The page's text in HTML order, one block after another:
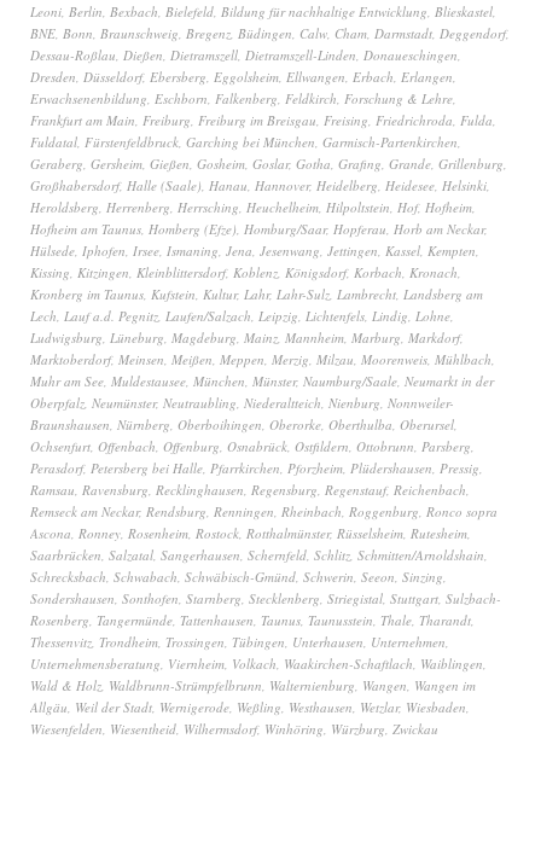
Leoni, Berlin, Bexbach, Bielefeld, Bildung für nachhaltige Entwicklung, Blieskastel,
BNE, Bonn, Braunschweig, Bregenz, Büdingen, Calw, Cham, Darmstadt, Deggendorf,
Dessau-Roßlau, Dießen, Dietramszell, Dietramszell-Linden, Donaueschingen,
Dresden, Düsseldorf, Ebersberg, Eggolsheim, Ellwangen, Erbach, Erlangen,
Erwachsenenbildung, Eschborn, Falkenberg, Feldkirch, Forschung & Lehre,
Frankfurt am Main, Freiburg, Freiburg im Breisgau, Freising, Friedrichroda, Fulda,
Fuldatal, Fürstenfeldbruck, Garching bei München, Garmisch-Partenkirchen,
Geraberg, Gersheim, Gießen, Gosheim, Goslar, Gotha, Grafing, Grande, Grillenburg,
Großhabersdorf, Halle (Saale), Hanau, Hannover, Heidelberg, Heidesee, Helsinki,
Heroldsberg, Herrenberg, Herrsching, Heuchelheim, Hilpoltstein, Hof, Hofheim,
Hofheim am Taunus, Homberg (Efze), Homburg/Saar, Hopferau, Horb am Neckar,
Hülsede, Iphofen, Irsee, Ismaning, Jena, Jesenwang, Jettingen, Kassel, Kempten,
Kissing, Kitzingen, Kleinblittersdorf, Koblenz, Königsdorf, Korbach, Kronach,
Kronberg im Taunus, Kufstein, Kultur, Lahr, Lahr-Sulz, Lambrecht, Landsberg am
Lech, Lauf a.d. Pegnitz, Laufen/Salzach, Leipzig, Lichtenfels, Lindig, Lohne,
Ludwigsburg, Lüneburg, Magdeburg, Mainz, Mannheim, Marburg, Markdorf,
Marktoberdorf, Meinsen, Meißen, Meppen, Merzig, Milzau, Moorenweis, Mühlbach,
Muhr am See, Muldestausee, München, Münster, Naumburg/Saale, Neumarkt in der
Oberpfalz, Neumünster, Neutraubling, Niederaltteich, Nienburg, Nonnweiler-
Braunshausen, Nürnberg, Oberboihingen, Oberorke, Oberthulba, Oberursel,
Ochsenfurt, Offenbach, Offenburg, Osnabrück, Ostfildern, Ottobrunn, Parsberg,
Perasdorf, Petersberg bei Halle, Pfarrkirchen, Pforzheim, Plüdershausen, Pressig,
Ramsau, Ravensburg, Recklinghausen, Regensburg, Regenstauf, Reichenbach,
Remseck am Neckar, Rendsburg, Renningen, Rheinbach, Roggenburg, Ronco sopra
Ascona, Ronney, Rosenheim, Rostock, Rotthalmünster, Rüsselsheim, Rutesheim,
Saarbrücken, Salzatal, Sangerhausen, Schernfeld, Schlitz, Schmitten/Arnoldshain,
Schrecksbach, Schwabach, Schwäbisch-Gmünd, Schwerin, Seeon, Sinzing,
Sondershausen, Sonthofen, Starnberg, Stecklenberg, Striegistal, Stuttgart, Sulzbach-
Rosenberg, Tangermünde, Tattenhausen, Taunus, Taunusstein, Thale, Tharandt,
Thessenvitz, Trondheim, Trossingen, Tübingen, Unterhausen, Unternehmen,
Unternehmensberatung, Viernheim, Volkach, Waakirchen-Schaftlach, Waiblingen,
Wald & Holz, Waldbrunn-Strümpfelbrunn, Walternienburg, Wangen, Wangen im
Allgäu, Weil der Stadt, Wernigerode, Weßling, Westhausen, Wetzlar, Wiesbaden,
Wiesenfelden, Wiesentheid, Wilhermsdorf, Winhöring, Würzburg, Zwickau